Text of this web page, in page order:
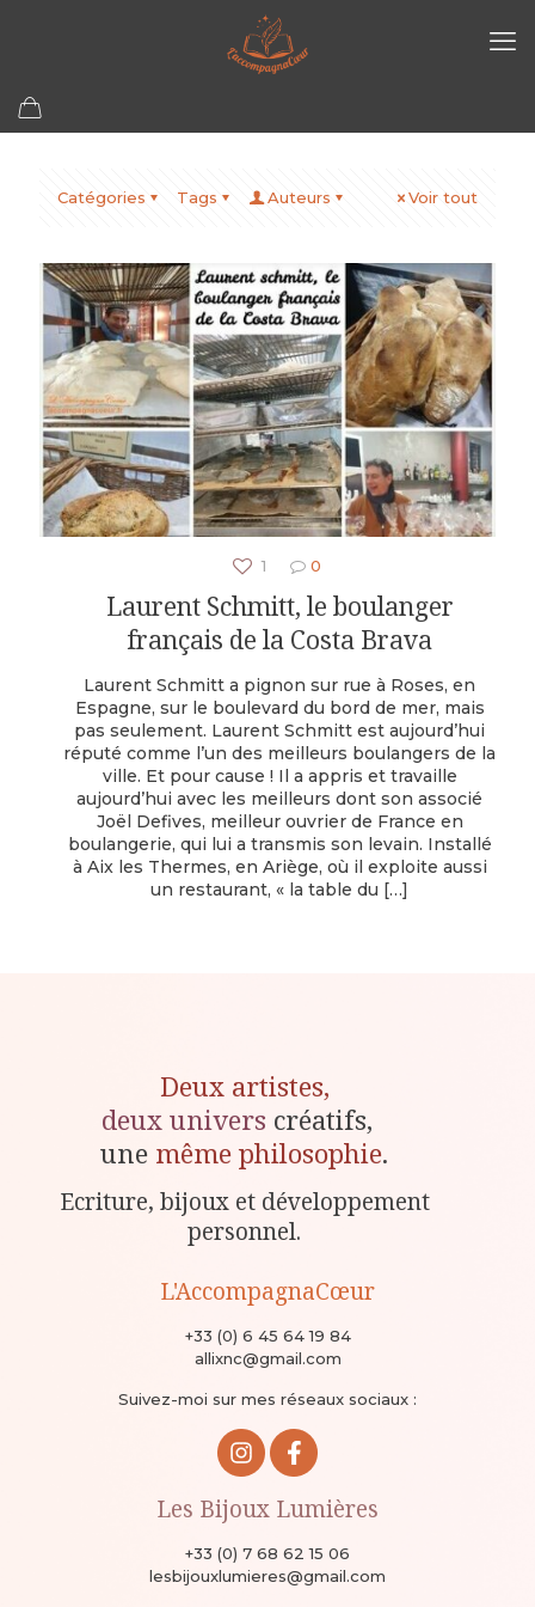
Catégories Tags Auteurs Voir tout
1 0
Laurent Schmitt, le boulanger
français de la Costa Brava
Laurent Schmitt a pignon sur rue à Roses, en
Espagne, sur le boulevard du bord de mer, mais
pas seulement. Laurent Schmitt est aujourd’hui
réputé comme l’un des meilleurs boulangers de la
ville. Et pour cause ! Il a appris et travaille
aujourd’hui avec les meilleurs dont son associé
Joël Defives, meilleur ouvrier de France en
boulangerie, qui lui a transmis son levain. Installé
à Aix les Thermes, en Ariège, où il exploite aussi
un restaurant, « la table du […]
Deux artistes,
deux univers créatifs,
une même philosophie.
Ecriture, bijoux et développement
personnel.
L'AccompagnaCœur
+33 (0) 6 45 64 19 84
allixnc@gmail.com
Suivez-moi sur mes réseaux sociaux :
Les Bijoux Lumières
+33 (0) 7 68 62 15 06
lesbijouxlumieres@gmail.com